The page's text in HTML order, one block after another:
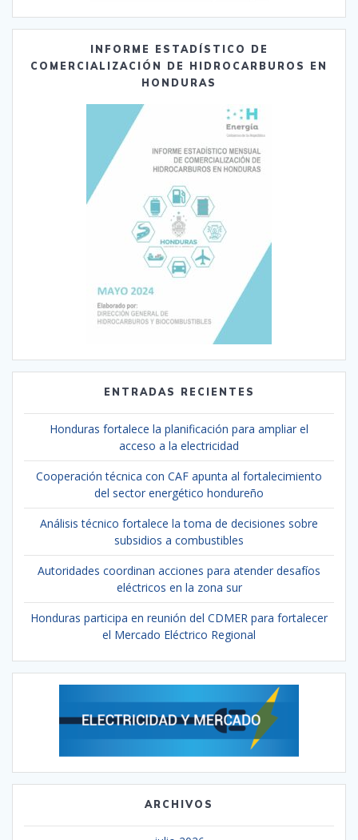
INFORME ESTADÍSTICO DE
COMERCIALIZACIÓN DE HIDROCARBUROS EN
HONDURAS
ENTRADAS RECIENTES
Honduras fortalece la planificación para ampliar el
acceso a la electricidad
Cooperación técnica con CAF apunta al fortalecimiento
del sector energético hondureño
Análisis técnico fortalece la toma de decisiones sobre
subsidios a combustibles
Autoridades coordinan acciones para atender desafíos
eléctricos en la zona sur
Honduras participa en reunión del CDMER para fortalecer
el Mercado Eléctrico Regional
ARCHIVOS